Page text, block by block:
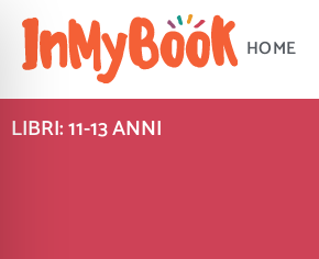
Vai
contenuto
HOME
LIBRI: 11-13 ANNI